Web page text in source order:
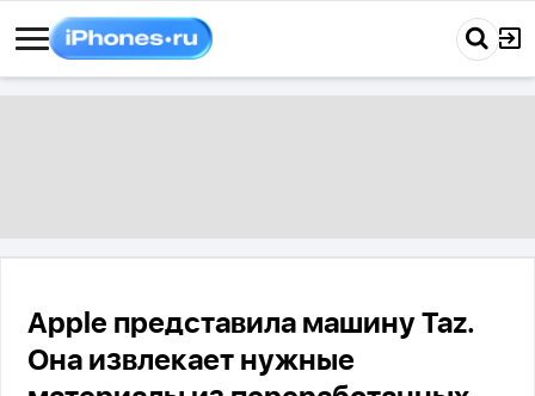
Apple представила машину Taz.
Она извлекает нужные